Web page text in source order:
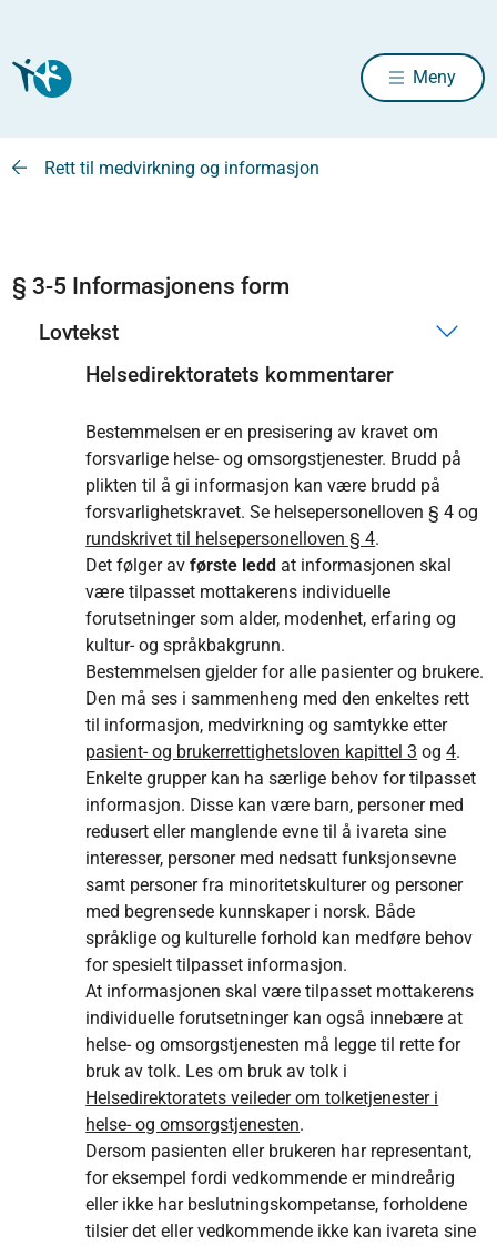
Meny
Rett til medvirkning og informasjon
§ 3-5 Informasjonens form
Lovtekst
Helsedirektoratets kommentarer
Bestemmelsen er en presisering av kravet om
forsvarlige helse- og omsorgstjenester. Brudd på
plikten til å gi informasjon kan være brudd på
forsvarlighetskravet. Se helsepersonelloven § 4 og
rundskrivet til helsepersonelloven § 4.
Det følger avførste ledd at informasjonen skal
være tilpasset mottakerens individuelle
forutsetninger som alder, modenhet, erfaring og
kultur- og språkbakgrunn.
Bestemmelsen gjelder for alle pasienter og brukere.
Den må ses i sammenheng med den enkeltes rett
til informasjon, medvirkning og samtykke etter
pasient- og brukerrettighetsloven kapittel 3 og4.
Enkelte grupper kan ha særlige behov for tilpasset
informasjon. Disse kan være barn, personer med
redusert eller manglende evne til å ivareta sine
interesser, personer med nedsatt funksjonsevne
samt personer fra minoritetskulturer og personer
med begrensede kunnskaper i norsk. Både
språklige og kulturelle forhold kan medføre behov
for spesielt tilpasset informasjon.
At informasjonen skal være tilpasset mottakerens
individuelle forutsetninger kan også innebære at
helse- og omsorgstjenesten må legge til rette for
bruk av tolk. Les om bruk av tolk i
Helsedirektoratets veileder om tolketjenester i
helse- og omsorgstjenesten.
Dersom pasienten eller brukeren har representant,
for eksempel fordi vedkommende er mindreårig
eller ikke har beslutningskompetanse, forholdene
tilsier det eller vedkommende ikke kan ivareta sine